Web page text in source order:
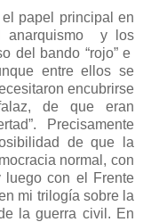
papel principal en
anarquismo y los
del bando “rojo” e
entre ellos se
encubrirse
de que eran
Precisamente
de que la
normal, con
luego con el Frente
mi trilogía sobre la
la guerra civil. En